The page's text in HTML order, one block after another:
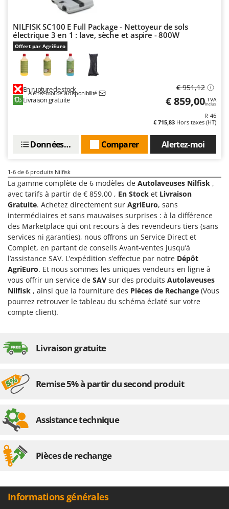
Pulvérisateurs
R
Rafraîchisseurs d'air par évaporation
Rampes de chargement en aluminium
Râpes à fromage électriques
Râteaux pour tracteur
Robots Tondeuses
Rogneuses de souches
Rouleaux pour tracteur
S
Scies à os
Scies à Ruban
Scies alternatives à batterie
Scies de jardin télescopiques
Sécateurs électriques à batterie
Sécateurs et Échenilloirs manuels
Sécateurs pneumatiques
Semoirs et Épandeurs d'engrais
Soufreuses - Poudreuses à dos
T
Taille-haies à bras pour tracteur
Tarières
Tondeuses autoportées
Trancheuses
GVS
GYS
Hailo
Helvi
Henx
Il-Tec
Imperia
Infaco
Intec
Intex
Italyco
ITM
J JOLLY ITALIA
Karcher
Kemper
Keter
Komo
L
Laica
LAR Casalinghi
NILFISK SC100 E Full Package - Nettoyeur de sols
électrique 3 en 1 : lave, sèche et aspire - 800W
Offert par AgriEuro
En rupture de stock
Alertez-moi de la disponibilité
Livraison gratuite
€ 951,12
€ 859,00 TVA
Inclus
R-46
€ 715,83 Hors taxes (HT)
Alertez-moi
Comparer
Données techniques
1-6 de 6 produits Nilfisk
La gamme complète de 6 modèles de Autolaveuses Nilfisk ,
avec tarifs à partir de € 859.00 , En Stock et Livraison
Gratuite. Achetez directement sur AgriEuro, sans
intermédiaires et sans mauvaises surprises : à la différence
des Marketplace qui ont recours à des revendeurs tiers (sans
services ni garanties), nous offrons un Service Direct et
Complet, en partant de conseils Avant-ventes jusqu’à
l’assistance SAV. L’expédition s’effectue par notre Dépôt
AgriEuro. Et nous sommes les uniques vendeurs en ligne à
vous offrir un service de SAV sur des produits Autolaveuses
Nilfisk , ainsi que la fourniture des Pièces de Rechange (Vous
pourrez retrouver le tableau du schéma éclaté sur votre
compte client).
Livraison gratuite
Remise 5% à partir du second produit
Assistance technique
Pièces de rechange
Informations générales